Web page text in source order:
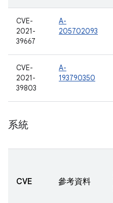
CVE-
2021-
39667
A-
205702093
CVE-
2021-
39803
A-
193790350
系統
CVE 參考資料